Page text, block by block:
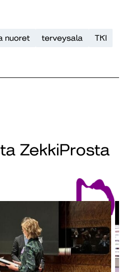
nuoret terveysala
TKI
ZekkiProsta